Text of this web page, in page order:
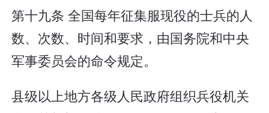
第十九条 全国每年征集服现役的士兵的人
数、次数、时间和要求，由国务院和中央
军事委员会的命令规定。
县级以上地方各级人民政府组织兵役机关